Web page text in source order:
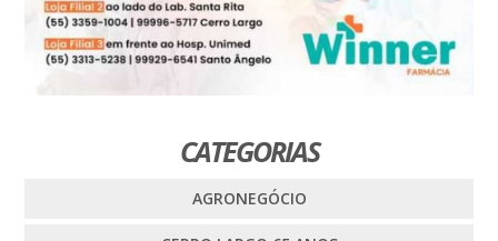
CATEGORIAS
AGRONEGÓCIO